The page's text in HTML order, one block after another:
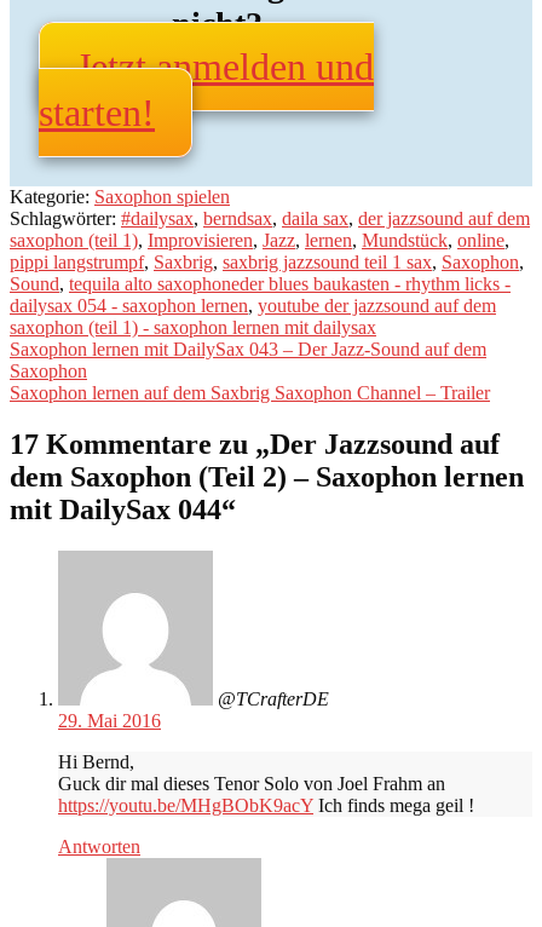
nicht?
Jetzt anmelden und
starten!
Kategorie: Saxophon spielen
Schlagwörter: #dailysax, berndsax, daila sax, der jazzsound auf dem
saxophon (teil 1), Improvisieren, Jazz, lernen, Mundstück, online,
pippi langstrumpf, Saxbrig, saxbrig jazzsound teil 1 sax, Saxophon,
Sound, tequila alto saxophoneder blues baukasten - rhythm licks -
dailysax 054 - saxophon lernen, youtube der jazzsound auf dem
saxophon (teil 1) - saxophon lernen mit dailysax
Beitragsnavigation
Vorheriger
Beitrag:
Saxophon lernen mit DailySax 043 – Der Jazz-Sound auf dem
Saxophon
Nächster
Saxophon lernen auf dem Saxbrig Saxophon Channel – Trailer
17 Kommentare zu „Der Jazzsound auf
dem Saxophon (Teil 2) – Saxophon lernen
mit DailySax 044“
@TCrafterDE
29. Mai 2016
Hi Bernd,
Guck dir mal dieses Tenor Solo von Joel Frahm an
https://youtu.be/MHgBObK9acY Ich finds mega geil !
Antworten